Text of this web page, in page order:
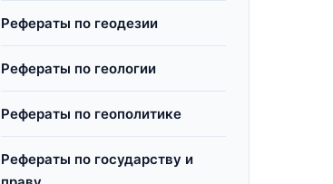
Рефераты по геодезии
Рефераты по геологии
Рефераты по геополитике
Рефераты по государству и